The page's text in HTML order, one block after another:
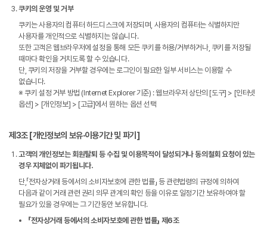
쿠키의 운영 및 거부
쿠키는 사용자의 컴퓨터 하드디스크에 저장되며, 사용자의 컴퓨터는 식별하지만
사용자를 개인적으로 식별하지는 않습니다.
또한 고객은 웹브라우저에 설정을 통해 모든 쿠키를 허용/거부하거나, 쿠키를 저장될
때마다 확인을 거치도록 할 수 있습니다.
단, 쿠키의 저장을 거부할 경우에는 로그인이 필요한 일부 서비스는 이용할 수
없습니다.
※ 쿠키 설정 거부 방법 (Internet Explorer 기준) : 웹브라우저 상단의 [도구] > [인터넷
옵션] > [개인정보] > [고급]에서 원하는 옵션 선택
제3조 [개인정보의 보유∙이용기간 및 파기]
고객의 개인정보는 회원탈퇴 등 수집 및 이용목적이 달성되거나 동의철회 요청이 있는
경우 지체없이 파기됩니다.
단,「전자상거래 등에서의 소비자보호에 관한 법률」 등 관련법령의 규정에 의하여
다음과 같이 거래 관련 권리 의무 관계의 확인 등을 이유로 일정기간 보유하여야 할
필요가 있을 경우에는 그 기간동안 보유합니다.
「전자상거래 등에서의 소비자보호에 관한 법률」 제6조